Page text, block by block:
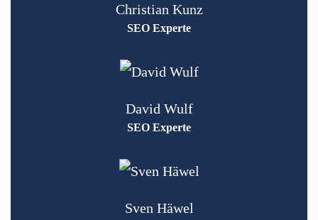
Christian Kunz
SEO Experte
David Wulf
SEO Experte
Sven Häwel